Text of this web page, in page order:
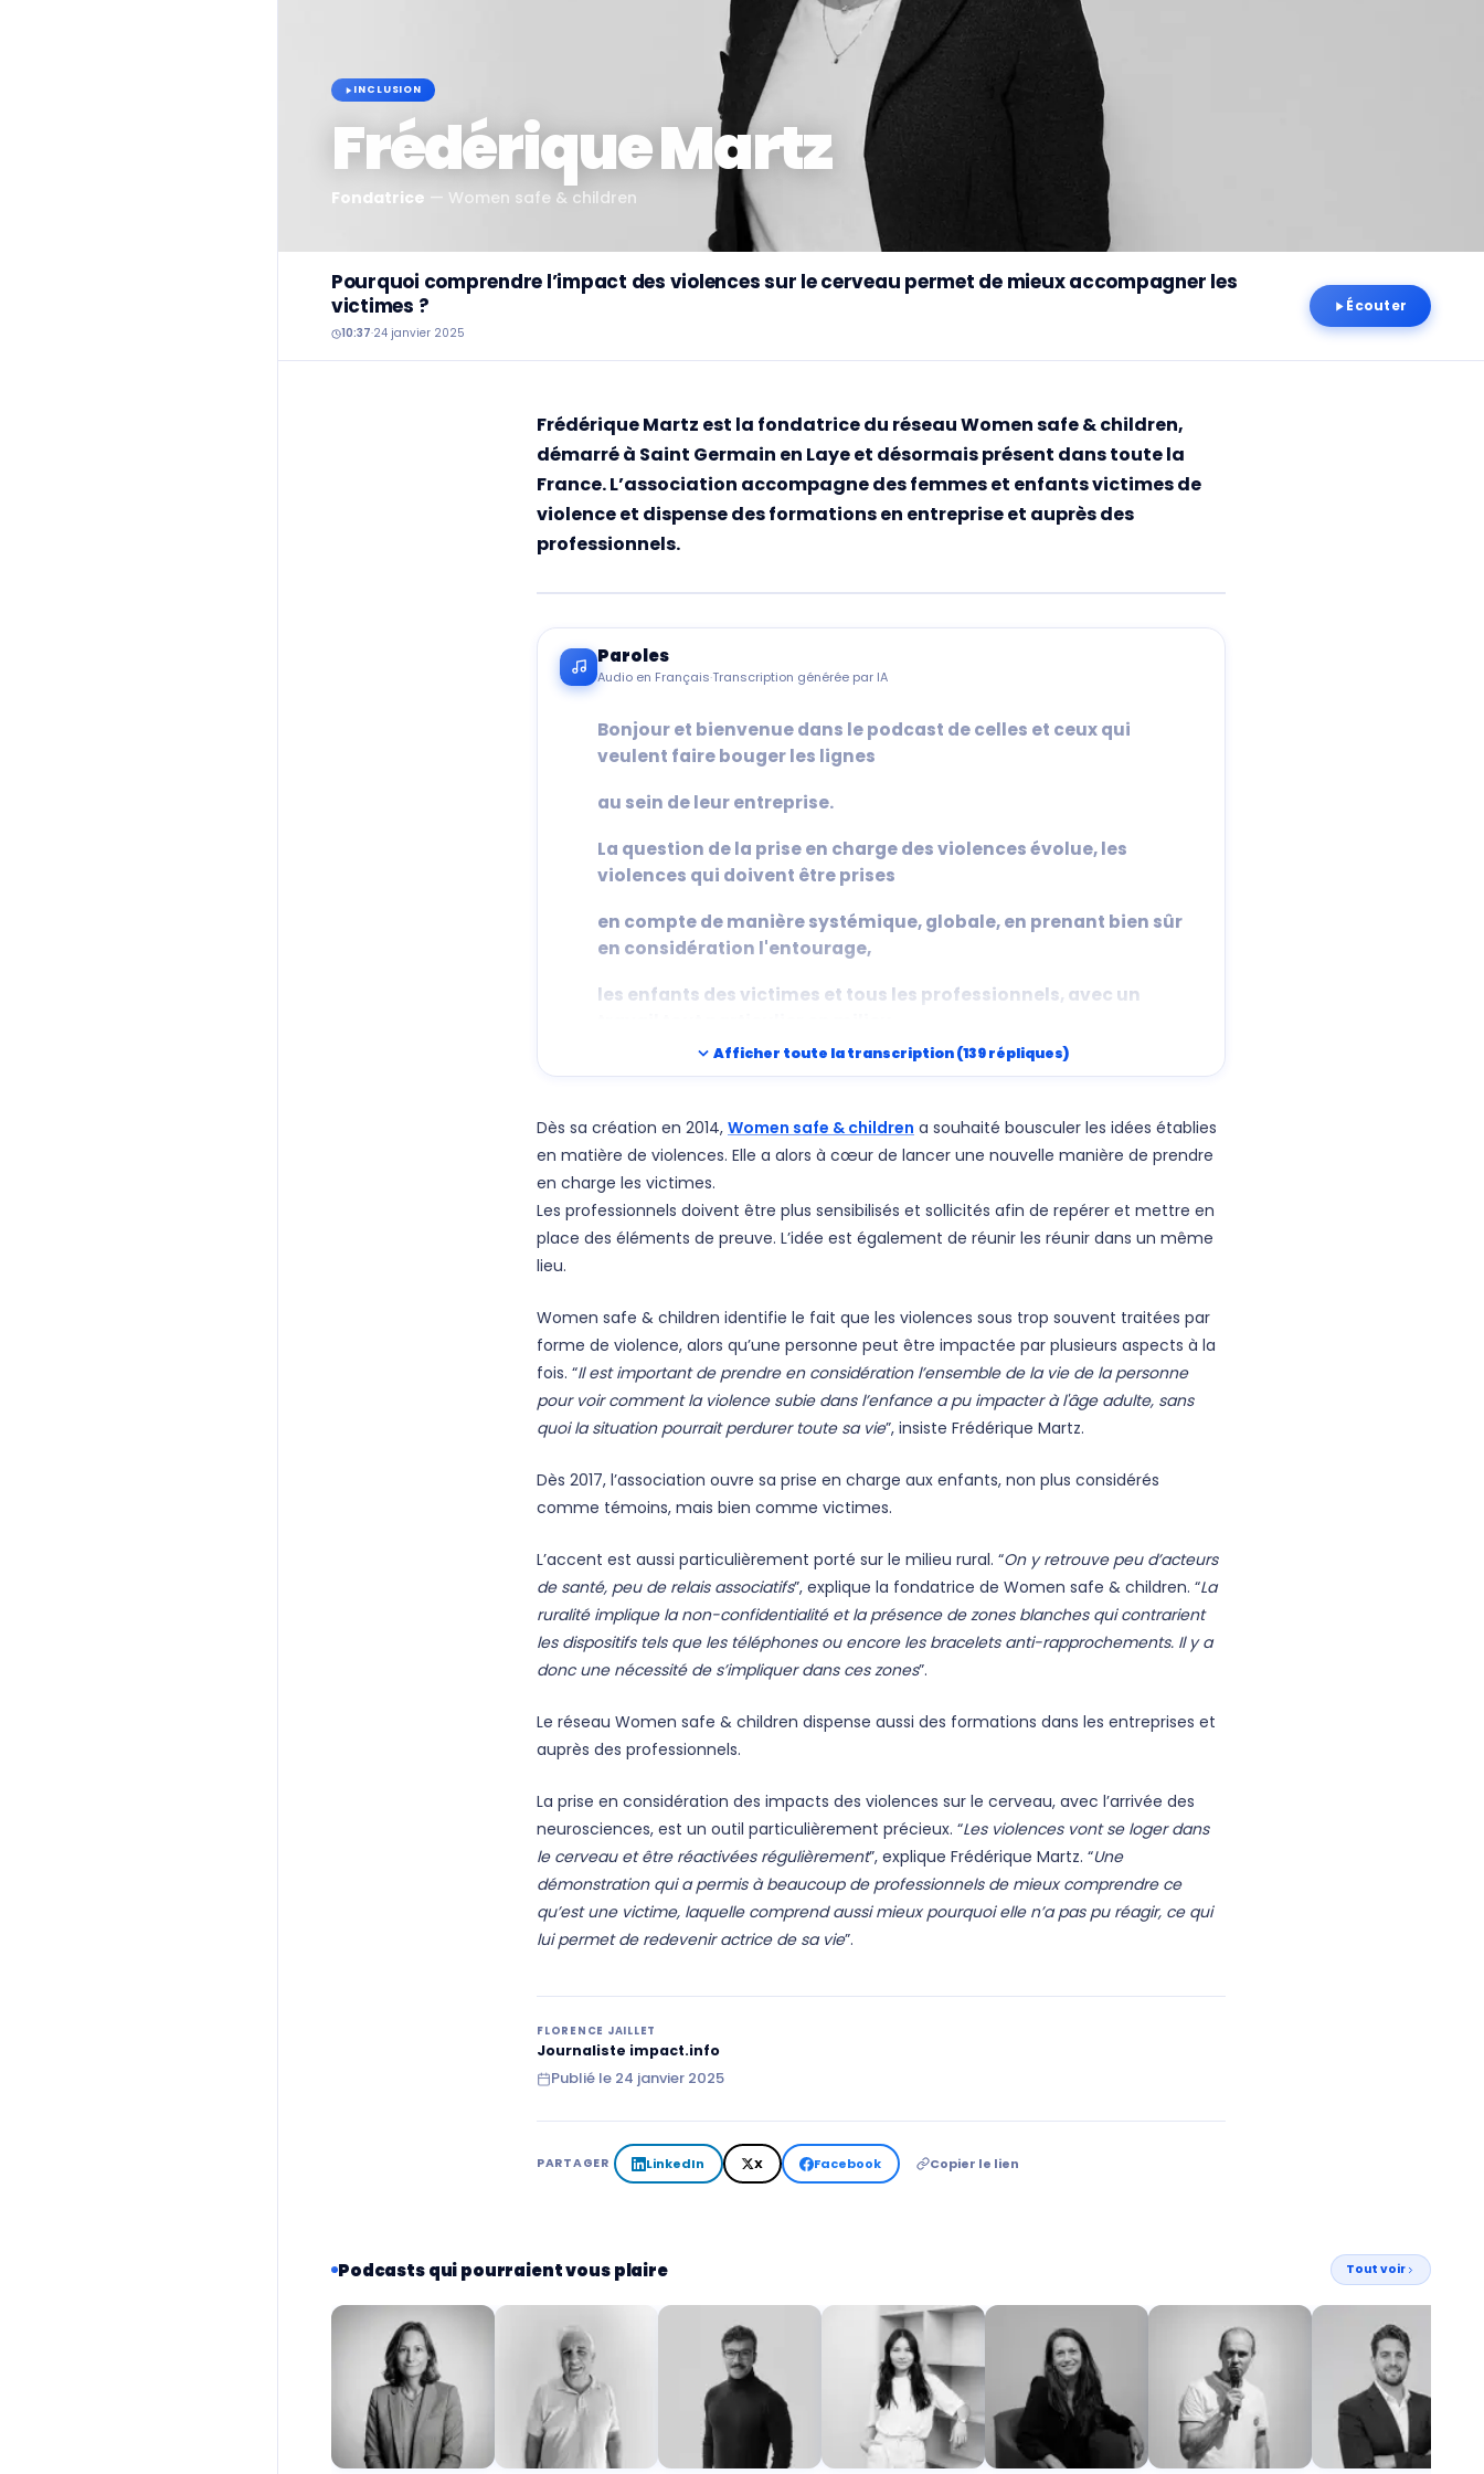
INCLUSION
Frédérique Martz
Fondatrice — Women safe & children
Pourquoi comprendre l’impact des violences sur le cerveau permet de mieux accompagner les
victimes ?
10:37·24 janvier 2025
Écouter
Frédérique Martz est la fondatrice du réseau Women safe & children,
démarré à Saint Germain en Laye et désormais présent dans toute la
France. L’association accompagne des femmes et enfants victimes de
violence et dispense des formations en entreprise et auprès des
professionnels.
Paroles
Audio en Français·Transcription générée par IA
Bonjour et bienvenue dans le podcast de celles et ceux qui
veulent faire bouger les lignes
au sein de leur entreprise.
La question de la prise en charge des violences évolue, les
violences qui doivent être prises
en compte de manière systémique, globale, en prenant bien sûr
en considération l'entourage,
les enfants des victimes et tous les professionnels, avec un
expand_more Afficher toute la transcription (139 répliques)
Dès sa création en 2014, Women safe & children a souhaité bousculer les idées établies
en matière de violences. Elle a alors à cœur de lancer une nouvelle manière de prendre
en charge les victimes.
Les professionnels doivent être plus sensibilisés et sollicités afin de repérer et mettre en
place des éléments de preuve. L’idée est également de réunir les réunir dans un même
lieu.
Women safe & children identifie le fait que les violences sous trop souvent traitées par
forme de violence, alors qu’une personne peut être impactée par plusieurs aspects à la
fois. “Il est important de prendre en considération l’ensemble de la vie de la personne
pour voir comment la violence subie dans l’enfance a pu impacter à l'âge adulte, sans
quoi la situation pourrait perdurer toute sa vie”, insiste Frédérique Martz.
Dès 2017, l’association ouvre sa prise en charge aux enfants, non plus considérés
comme témoins, mais bien comme victimes.
L’accent est aussi particulièrement porté sur le milieu rural. “On y retrouve peu d’acteurs
de santé, peu de relais associatifs”, explique la fondatrice de Women safe & children. “La
ruralité implique la non-confidentialité et la présence de zones blanches qui contrarient
les dispositifs tels que les téléphones ou encore les bracelets anti-rapprochements. Il y a
donc une nécessité de s’impliquer dans ces zones”.
Le réseau Women safe & children dispense aussi des formations dans les entreprises et
auprès des professionnels.
La prise en considération des impacts des violences sur le cerveau, avec l’arrivée des
neurosciences, est un outil particulièrement précieux. “Les violences vont se loger dans
le cerveau et être réactivées régulièrement”, explique Frédérique Martz. “Une
démonstration qui a permis à beaucoup de professionnels de mieux comprendre ce
qu’est une victime, laquelle comprend aussi mieux pourquoi elle n’a pas pu réagir, ce qui
lui permet de redevenir actrice de sa vie”.
FLORENCE JAILLET
Journaliste impact.info
Publié le 24 janvier 2025
PARTAGER LinkedIn X Facebook Copier le lien
Podcasts qui pourraient vous plaire Tout voir